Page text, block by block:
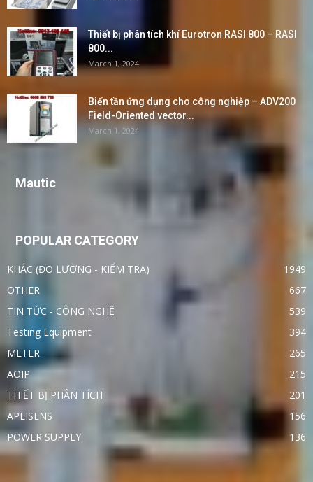
Thiết bị phân tích khí Eurotron RASI 800 – RASI
800...
March 1, 2024
Biến tần ứng dụng cho công nghiệp – ADV200
Field-Oriented vector...
March 1, 2024
Mautic
POPULAR CATEGORY
KHÁC (ĐO LƯỜNG - KIỂM TRA)
1949
OTHER
667
TIN TỨC - CÔNG NGHỆ
539
Testing Equipment
394
METER
265
AOIP
215
THIẾT BỊ PHÂN TÍCH
201
APLISENS
156
POWER SUPPLY
136